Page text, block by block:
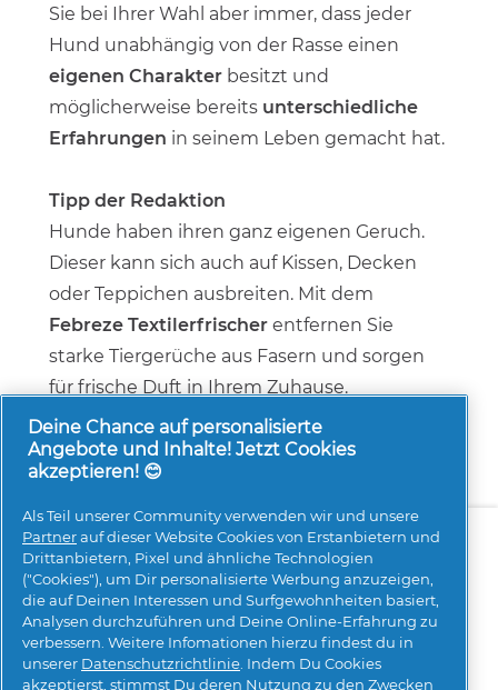
Sie bei Ihrer Wahl aber immer, dass jeder
Hund unabhängig von der Rasse einen
eigenen Charakter besitzt und
möglicherweise bereits unterschiedliche
Erfahrungen in seinem Leben gemacht hat.
Tipp der Redaktion
Hunde haben ihren ganz eigenen Geruch.
Dieser kann sich auch auf Kissen, Decken
oder Teppichen ausbreiten. Mit dem
Febreze Textilerfrischer entfernen Sie
starke Tiergerüche aus Fasern und sorgen
für frische Duft in Ihrem Zuhause.
Über uns Kontakt pg.com besuchen
Mehr Inspiration
Deine Chance auf personalisierte
Angebote und Inhalte! Jetzt Cookies
akzeptieren! 😊
Als Teil unserer Community verwenden wir und unsere
Partnerauf dieser Website Cookies von Erstanbietern und
Drittanbietern, Pixel und ähnliche Technologien
("Cookies"), um Dir personalisierte Werbung anzuzeigen,
die auf Deinen Interessen und Surfgewohnheiten basiert,
Analysen durchzuführen und Deine Online-Erfahrung zu
verbessern. Weitere Infomationen hierzu findest du in
unserer Datenschutzrichtlinie. Indem Du Cookies
akzeptierst, stimmst Du deren Nutzung zu den Zwecken